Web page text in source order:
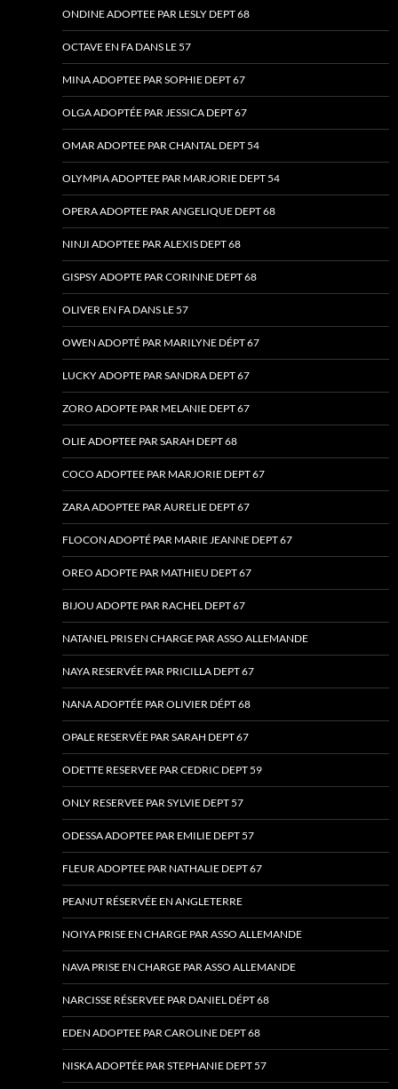
ONDINE ADOPTEE PAR LESLY DEPT 68
OCTAVE EN FA DANS LE 57
MINA ADOPTEE PAR SOPHIE DEPT 67
OLGA ADOPTÉE PAR JESSICA DEPT 67
OMAR ADOPTEE PAR CHANTAL DEPT 54
OLYMPIA ADOPTEE PAR MARJORIE DEPT 54
OPERA ADOPTEE PAR ANGELIQUE DEPT 68
NINJI ADOPTEE PAR ALEXIS DEPT 68
GISPSY ADOPTE PAR CORINNE DEPT 68
OLIVER EN FA DANS LE 57
OWEN ADOPTÉ PAR MARILYNE DÉPT 67
LUCKY ADOPTE PAR SANDRA DEPT 67
ZORO ADOPTE PAR MELANIE DEPT 67
OLIE ADOPTEE PAR SARAH DEPT 68
COCO ADOPTEE PAR MARJORIE DEPT 67
ZARA ADOPTEE PAR AURELIE DEPT 67
FLOCON ADOPTÉ PAR MARIE JEANNE DEPT 67
OREO ADOPTE PAR MATHIEU DEPT 67
BIJOU ADOPTE PAR RACHEL DEPT 67
NATANEL PRIS EN CHARGE PAR ASSO ALLEMANDE
NAYA RESERVÉE PAR PRICILLA DEPT 67
NANA ADOPTÉE PAR OLIVIER DÉPT 68
OPALE RESERVÉE PAR SARAH DEPT 67
ODETTE RESERVEE PAR CEDRIC DEPT 59
ONLY RESERVEE PAR SYLVIE DEPT 57
ODESSA ADOPTEE PAR EMILIE DEPT 57
FLEUR ADOPTEE PAR NATHALIE DEPT 67
PEANUT RÉSERVÉE EN ANGLETERRE
NOIYA PRISE EN CHARGE PAR ASSO ALLEMANDE
NAVA PRISE EN CHARGE PAR ASSO ALLEMANDE
NARCISSE RÉSERVEE PAR DANIEL DÉPT 68
EDEN ADOPTEE PAR CAROLINE DEPT 68
NISKA ADOPTÉE PAR STEPHANIE DEPT 57